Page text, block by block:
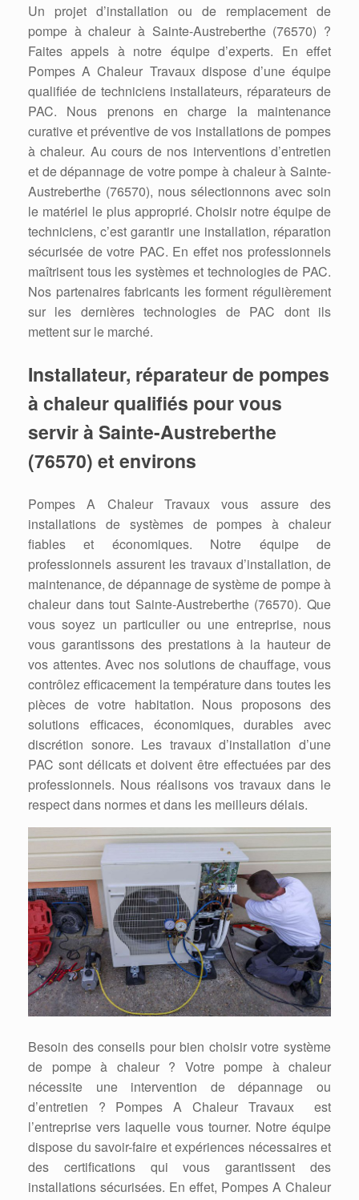
Un projet d’installation ou de remplacement de
pompe à chaleur à Sainte-Austreberthe (76570) ?
Faites appels à notre équipe d’experts. En effet
Pompes A Chaleur Travaux dispose d’une équipe
qualifiée de techniciens installateurs, réparateurs de
PAC. Nous prenons en charge la maintenance
curative et préventive de vos installations de pompes
à chaleur. Au cours de nos interventions d’entretien
et de dépannage de votre pompe à chaleur à Sainte-
Austreberthe (76570), nous sélectionnons avec soin
le matériel le plus approprié. Choisir notre équipe de
techniciens, c’est garantir une installation, réparation
sécurisée de votre PAC. En effet nos professionnels
maîtrisent tous les systèmes et technologies de PAC.
Nos partenaires fabricants les forment régulièrement
sur les dernières technologies de PAC dont ils
mettent sur le marché.
Installateur, réparateur de pompes
à chaleur qualifiés pour vous
servir à Sainte-Austreberthe
(76570) et environs
Pompes A Chaleur Travaux vous assure des
installations de systèmes de pompes à chaleur
fiables et économiques. Notre équipe de
professionnels assurent les travaux d’installation, de
maintenance, de dépannage de système de pompe à
chaleur dans tout Sainte-Austreberthe (76570). Que
vous soyez un particulier ou une entreprise, nous
vous garantissons des prestations à la hauteur de
vos attentes. Avec nos solutions de chauffage, vous
contrôlez efficacement la température dans toutes les
pièces de votre habitation. Nous proposons des
solutions efficaces, économiques, durables avec
discrétion sonore. Les travaux d’installation d’une
PAC sont délicats et doivent être effectuées par des
professionnels. Nous réalisons vos travaux dans le
respect dans normes et dans les meilleurs délais.
Besoin des conseils pour bien choisir votre système
de pompe à chaleur ? Votre pompe à chaleur
nécessite une intervention de dépannage ou
d’entretien ? Pompes A Chaleur Travaux est
l’entreprise vers laquelle vous tourner. Notre équipe
dispose du savoir-faire et expériences nécessaires et
des certifications qui vous garantissent des
installations sécurisées. En effet, Pompes A Chaleur